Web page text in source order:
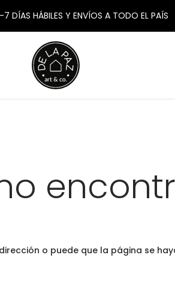
7 DÍAS HÁBILES Y ENVÍOS A TODO EL PAÍS
o puede que la página se